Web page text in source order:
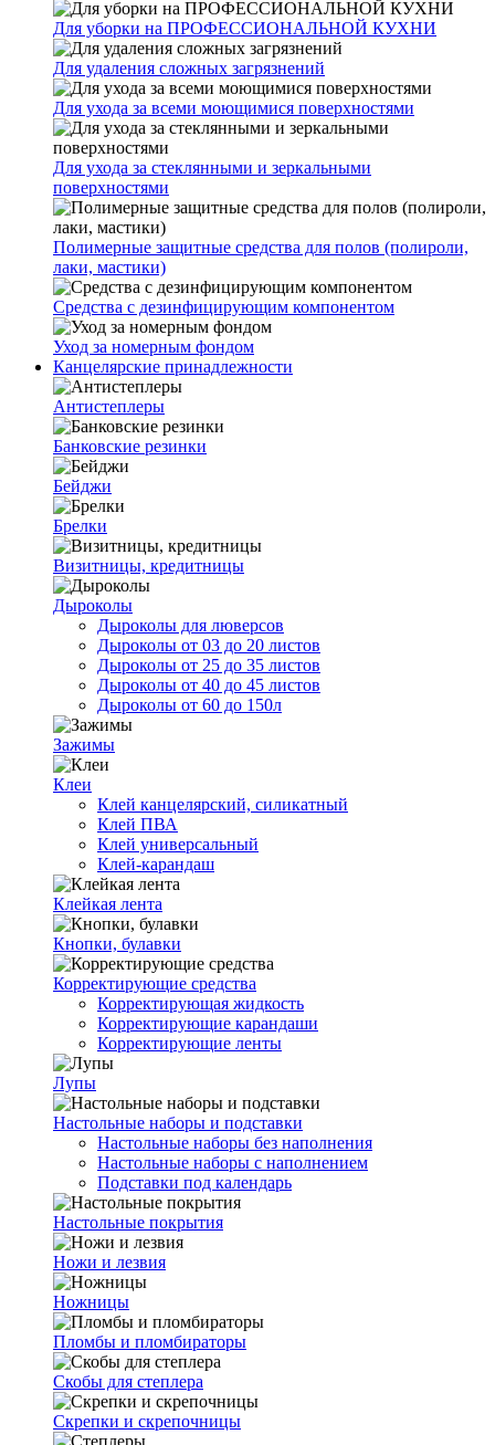
Для уборки на ПРОФЕССИОНАЛЬНОЙ КУХНИ
Для удаления сложных загрязнений
Для ухода за всеми моющимися поверхностями
Для ухода за стеклянными и зеркальными
поверхностями
Полимерные защитные средства для полов (полироли,
лаки, мастики)
Средства с дезинфицирующим компонентом
Уход за номерным фондом
Канцелярские принадлежности
Антистеплеры
Банковские резинки
Бейджи
Брелки
Визитницы, кредитницы
Дыроколы
Дыроколы для люверсов
Дыроколы от 03 до 20 листов
Дыроколы от 25 до 35 листов
Дыроколы от 40 до 45 листов
Дыроколы от 60 до 150л
Зажимы
Клеи
Клей канцелярский, силикатный
Клей ПВА
Клей универсальный
Клей-карандаш
Клейкая лента
Кнопки, булавки
Корректирующие средства
Корректирующая жидкость
Корректирующие карандаши
Корректирующие ленты
Лупы
Настольные наборы и подставки
Настольные наборы без наполнения
Настольные наборы с наполнением
Подставки под календарь
Настольные покрытия
Ножи и лезвия
Ножницы
Пломбы и пломбираторы
Скобы для степлера
Скрепки и скрепочницы